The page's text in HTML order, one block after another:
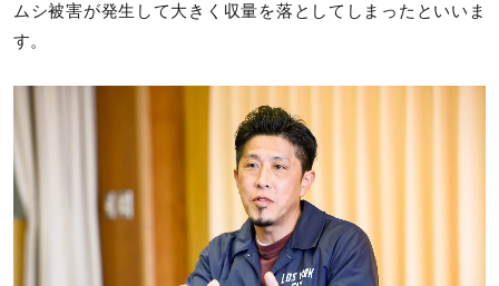
ムシ被害が発生して大きく収量を落としてしまったといいま
す。